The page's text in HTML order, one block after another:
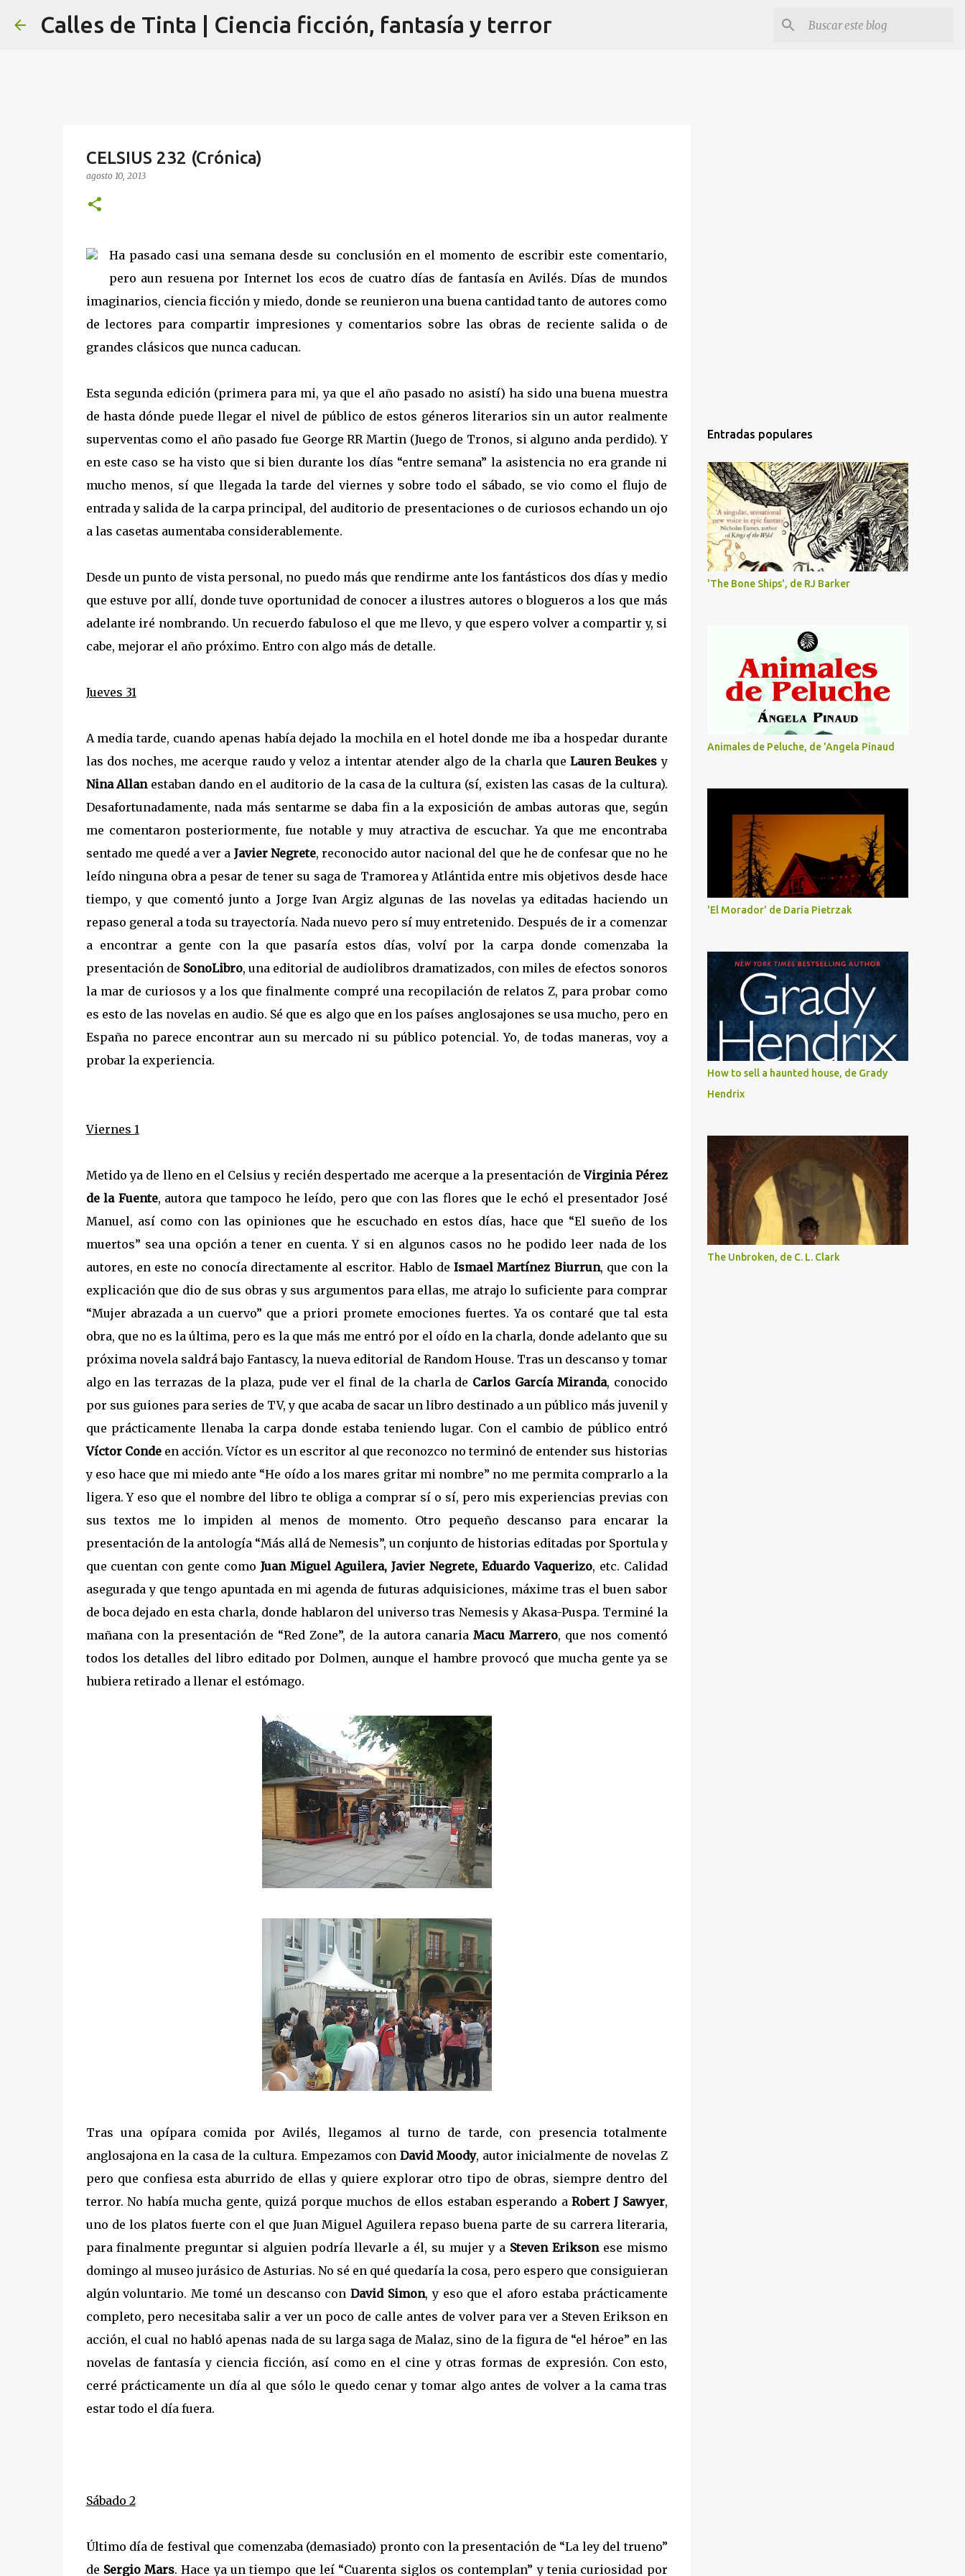
Ir al contenido principal
Calles de Tinta | Ciencia ficción, fantasía y terror
CELSIUS 232 (Crónica)
agosto 10, 2013
Ha pasado casi una semana desde su conclusión en el momento de escribir este comentario,
pero aun resuena por Internet los ecos de cuatro días de fantasía en Avilés. Días de mundos
imaginarios, ciencia ficción y miedo, donde se reunieron una buena cantidad tanto de autores como
de lectores para compartir impresiones y comentarios sobre las obras de reciente salida o de
grandes clásicos que nunca caducan.
Esta segunda edición (primera para mi, ya que el año pasado no asistí) ha sido una buena muestra
de hasta dónde puede llegar el nivel de público de estos géneros literarios sin un autor realmente
superventas como el año pasado fue George RR Martin (Juego de Tronos, si alguno anda perdido). Y
en este caso se ha visto que si bien durante los días “entre semana” la asistencia no era grande ni
mucho menos, sí que llegada la tarde del viernes y sobre todo el sábado, se vio como el flujo de
entrada y salida de la carpa principal, del auditorio de presentaciones o de curiosos echando un ojo
a las casetas aumentaba considerablemente.
Desde un punto de vista personal, no puedo más que rendirme ante los fantásticos dos días y medio
que estuve por allí, donde tuve oportunidad de conocer a ilustres autores o blogueros a los que más
adelante iré nombrando. Un recuerdo fabuloso el que me llevo, y que espero volver a compartir y, si
cabe, mejorar el año próximo. Entro con algo más de detalle.
Jueves 31
A media tarde, cuando apenas había dejado la mochila en el hotel donde me iba a hospedar durante
las dos noches, me acerque raudo y veloz a intentar atender algo de la charla queLauren Beukes y
Nina Allanestaban dando en el auditorio de la casa de la cultura (sí, existen las casas de la cultura).
Desafortunadamente, nada más sentarme se daba fin a la exposición de ambas autoras que, según
me comentaron posteriormente, fue notable y muy atractiva de escuchar. Ya que me encontraba
sentado me quedé a ver a Javier Negrete, reconocido autor nacional del que he de confesar que no he
leído ninguna obra a pesar de tener su saga de Tramorea y Atlántida entre mis objetivos desde hace
tiempo, y que comentó junto a Jorge Ivan Argiz algunas de las novelas ya editadas haciendo un
repaso general a toda su trayectoría. Nada nuevo pero sí muy entretenido. Después de ir a comenzar
a encontrar a gente con la que pasaría estos días, volví por la carpa donde comenzaba la
presentación de SonoLibro, una editorial de audiolibros dramatizados, con miles de efectos sonoros
la mar de curiosos y a los que finalmente compré una recopilación de relatos Z, para probar como
es esto de las novelas en audio. Sé que es algo que en los países anglosajones se usa mucho, pero en
España no parece encontrar aun su mercado ni su público potencial. Yo, de todas maneras, voy a
probar la experiencia.
Viernes 1
Metido ya de lleno en el Celsius y recién despertado me acerque a la presentación deVirginia Pérez
de la Fuente, autora que tampoco he leído, pero que con las flores que le echó el presentador José
Manuel, así como con las opiniones que he escuchado en estos días, hace que “El sueño de los
muertos” sea una opción a tener en cuenta. Y si en algunos casos no he podido leer nada de los
autores, en este no conocía directamente al escritor. Hablo deIsmael Martínez Biurrun, que con la
explicación que dio de sus obras y sus argumentos para ellas, me atrajo lo suficiente para comprar
“Mujer abrazada a un cuervo” que a priori promete emociones fuertes. Ya os contaré que tal esta
obra, que no es la última, pero es la que más me entró por el oído en la charla, donde adelanto que su
próxima novela saldrá bajo Fantascy, la nueva editorial de Random House. Tras un descanso y tomar
algo en las terrazas de la plaza, pude ver el final de la charla de Carlos García Miranda, conocido
por sus guiones para series de TV, y que acaba de sacar un libro destinado a un público más juvenil y
que prácticamente llenaba la carpa donde estaba teniendo lugar. Con el cambio de público entró
Víctor Conde en acción. Víctor es un escritor al que reconozco no terminó de entender sus historias
y eso hace que mi miedo ante “He oído a los mares gritar mi nombre” no me permita comprarlo a la
ligera. Y eso que el nombre del libro te obliga a comprar sí o sí, pero mis experiencias previas con
sus textos me lo impiden al menos de momento. Otro pequeño descanso para encarar la
presentación de la antología “Más allá de Nemesis”, un conjunto de historias editadas por Sportula y
que cuentan con gente como Juan Miguel Aguilera, Javier Negrete, Eduardo Vaquerizo, etc. Calidad
asegurada y que tengo apuntada en mi agenda de futuras adquisiciones, máxime tras el buen sabor
de boca dejado en esta charla, donde hablaron del universo tras Nemesis y Akasa-Puspa. Terminé la
mañana con la presentación de “Red Zone”, de la autora canaria Macu Marrero, que nos comentó
todos los detalles del libro editado por Dolmen, aunque el hambre provocó que mucha gente ya se
hubiera retirado a llenar el estómago.
Tras una opípara comida por Avilés, llegamos al turno de tarde, con presencia totalmente
anglosajona en la casa de la cultura. Empezamos conDavid Moody, autor inicialmente de novelas Z
pero que confiesa esta aburrido de ellas y quiere explorar otro tipo de obras, siempre dentro del
terror. No había mucha gente, quizá porque muchos de ellos estaban esperando aRobert J Sawyer,
uno de los platos fuerte con el que Juan Miguel Aguilera repaso buena parte de su carrera literaria,
para finalmente preguntar si alguien podría llevarle a él, su mujer y a Steven Erikson ese mismo
domingo al museo jurásico de Asturias. No sé en qué quedaría la cosa, pero espero que consiguieran
algún voluntario. Me tomé un descanso conDavid Simon, y eso que el aforo estaba prácticamente
completo, pero necesitaba salir a ver un poco de calle antes de volver para ver a Steven Erikson en
acción, el cual no habló apenas nada de su larga saga de Malaz, sino de la figura de “el héroe” en las
novelas de fantasía y ciencia ficción, así como en el cine y otras formas de expresión. Con esto,
cerré prácticamente un día al que sólo le quedo cenar y tomar algo antes de volver a la cama tras
estar todo el día fuera.
Sábado 2
Último día de festival que comenzaba (demasiado) pronto con la presentación de “La ley del trueno”
de Sergio Mars. Hace ya un tiempo que leí “Cuarenta siglos os contemplan” y tenia curiosidad por
Entradas populares
'The Bone Ships', de RJ Barker
Animales de Peluche, de 'Angela Pinaud
'El Morador' de Daria Pietrzak
How to sell a haunted house, de Grady
Hendrix
The Unbroken, de C. L. Clark